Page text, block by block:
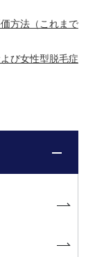
方法（これまで
び女性型脱毛症